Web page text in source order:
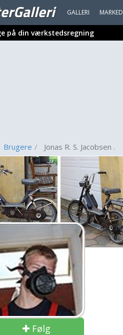
GALLERI MARKED
på din værkstedsregning
Brugere Jonas R. S. Jacobsen .
Følg